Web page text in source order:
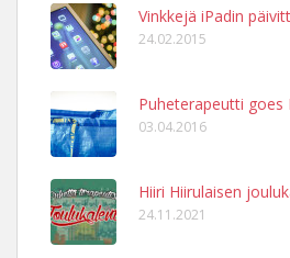
Vinkkejä iPadin
24.02.2015
Puheterapeutti goes
03.04.2016
Hiiri Hiirulaisen
24.11.2021